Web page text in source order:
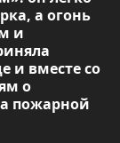
а огонь
и
и вместе со
о
пожарной